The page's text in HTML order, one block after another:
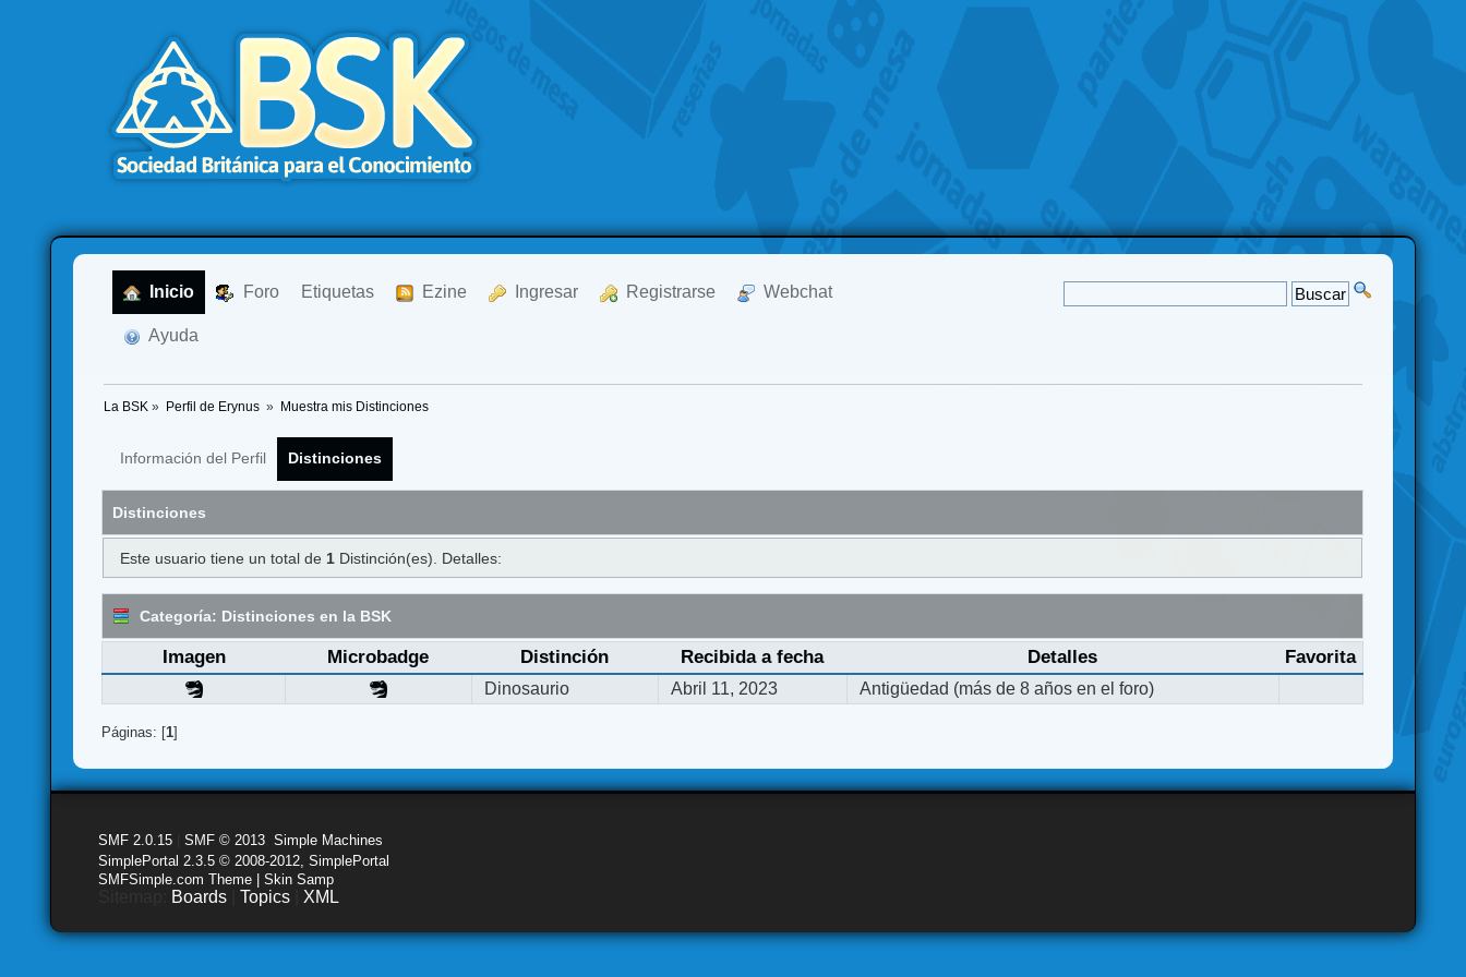
Inicio Foro Etiquetas Ezine Ingresar Registrarse Webchat
Ayuda
La BSK » Perfil de Erynus » Muestra mis Distinciones
Información del Perfil Distinciones
Distinciones
Este usuario tiene un total de 1Distinción(es). Detalles:
Categoría: Distinciones en la BSK
Imagen Microbadge Distinción Recibida a fecha Detalles Favorita
Dinosaurio Abril 11, 2023 Antigüedad (más de 8 años en el foro)
Páginas: [1]
SMF 2.0.15 |SMF © 2013 ,Simple Machines
SimplePortal 2.3.5 © 2008-2012, SimplePortal
SMFSimple.com Theme | Skin Samp
Boards |Topics XML